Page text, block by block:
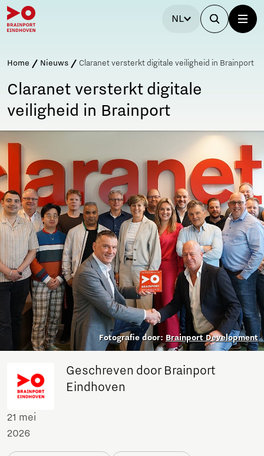
NL
Home Nieuws Claranet versterkt digitale veiligheid in Brainport
Claranet versterkt digitale
veiligheid in Brainport
Fotografie door:Brainport Development
Geschreven door Brainport
Eindhoven
21 mei
2026